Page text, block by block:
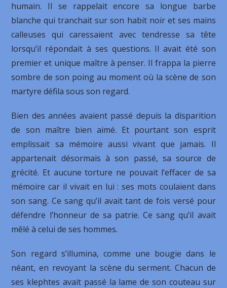
humain. Il se rappelait encore sa longue barbe
blanche qui tranchait sur son habit noir et ses mains
calleuses qui caressaient avec tendresse sa tête
lorsqu’il répondait à ses questions. Il avait été son
premier et unique maître à penser. Il frappa la pierre
sombre de son poing au moment où la scène de son
martyre défila sous son regard.
Bien des années avaient passé depuis la disparition
de son maître bien aimé. Et pourtant son esprit
emplissait sa mémoire aussi vivant que jamais. Il
appartenait désormais à son passé, sa source de
grécité. Et aucune torture ne pouvait l’effacer de sa
mémoire car il vivait en lui : ses mots coulaient dans
son sang. Ce sang qu’il avait tant de fois versé pour
défendre l’honneur de sa patrie. Ce sang qu’il avait
mêlé à celui de ses hommes.
Son regard s’illumina, comme une bougie dans le
néant, en revoyant la scène du serment. Chacun de
ses klephtes avait passé la lame de son couteau sur